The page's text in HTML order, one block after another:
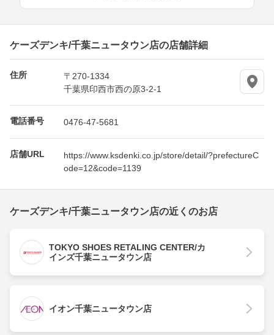
ケーズデンキ/千葉ニュータウン店の店舗詳細
住所
〒270-1334
千葉県印西市西の原3-2-1
電話番号 0476-47-5681
店舗URL
https://www.ksdenki.co.jp/store/detail/?prefectureC
ode=12&code=1139
ケーズデンキ/千葉ニュータウン店の近くのお店
TOKYO SHOES RETALING CENTER/カ
インズ千葉ニュータウン店
イオン千葉ニュータウン店